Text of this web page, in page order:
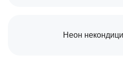
Неон